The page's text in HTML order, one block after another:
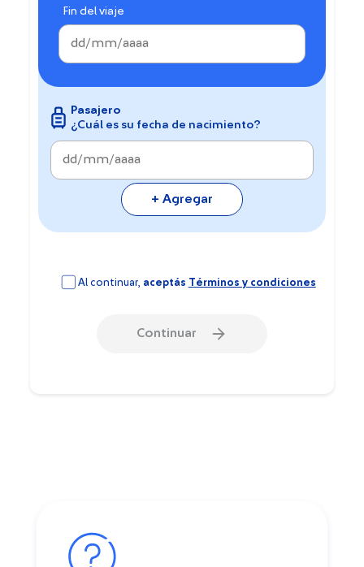
Fin del viaje
Pasajero
¿Cuál es su fecha de nacimiento?
+ Agregar
Al continuar, aceptás Términos y condiciones
Continuar